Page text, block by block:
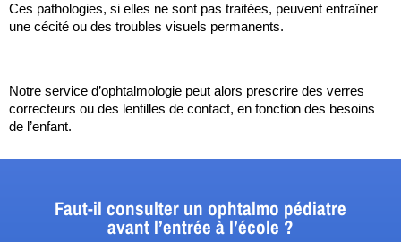
Ces pathologies, si elles ne sont pas traitées, peuvent entraîner
une cécité ou des troubles visuels permanents.
Notre service d’ophtalmologie peut alors prescrire des verres
correcteurs ou des lentilles de contact, en fonction des besoins
de l’enfant.
Faut-il consulter un ophtalmo pédiatre
avant l’entrée à l’école ?